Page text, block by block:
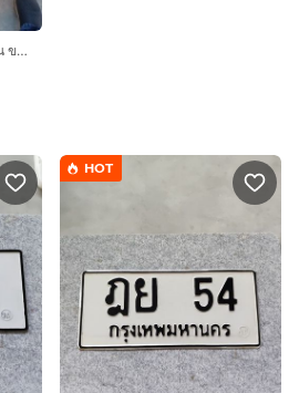
ล้อแม็ก audi A5 ล้อเดิมโรงงาน ขอบ 19 พร้อมยาง 255 35 19 สภาพสวย ถอดตั้งแต่ป้ายแดง ราคา 4 ชุด 22,000 ติดต่อ 0816114094
HOT